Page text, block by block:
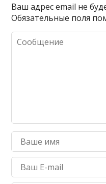
Ваш адрес email не
Обязательные поля